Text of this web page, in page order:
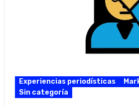
Experiencias periodísticas
Sin categoría